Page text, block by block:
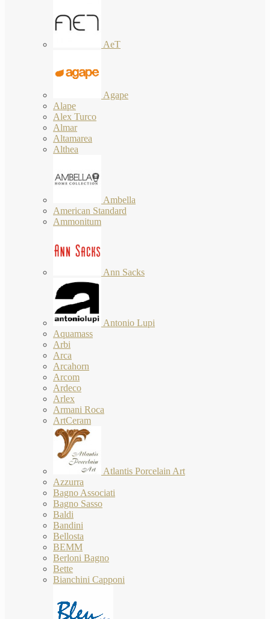
AeT
Agape
Alape
Alex Turco
Almar
Altamarea
Althea
Ambella
American Standard
Ammonitum
Ann Sacks
Antonio Lupi
Aquamass
Arbi
Arca
Arcahorn
Arcom
Ardeco
Arlex
Armani Roca
ArtCeram
Atlantis Porcelain Art
Azzurra
Bagno Associati
Bagno Sasso
Baldi
Bandini
Bellosta
BEMM
Berloni Bagno
Bette
Bianchini Capponi